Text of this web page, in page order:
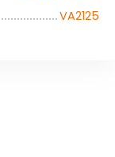
VA2125